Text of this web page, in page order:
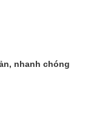
nhanh chóng